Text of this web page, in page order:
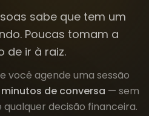
sabe que tem um
Poucas tomam a
de ir à raiz.
você agende uma sessão
minutos de conversa — sem
decisão financeira.